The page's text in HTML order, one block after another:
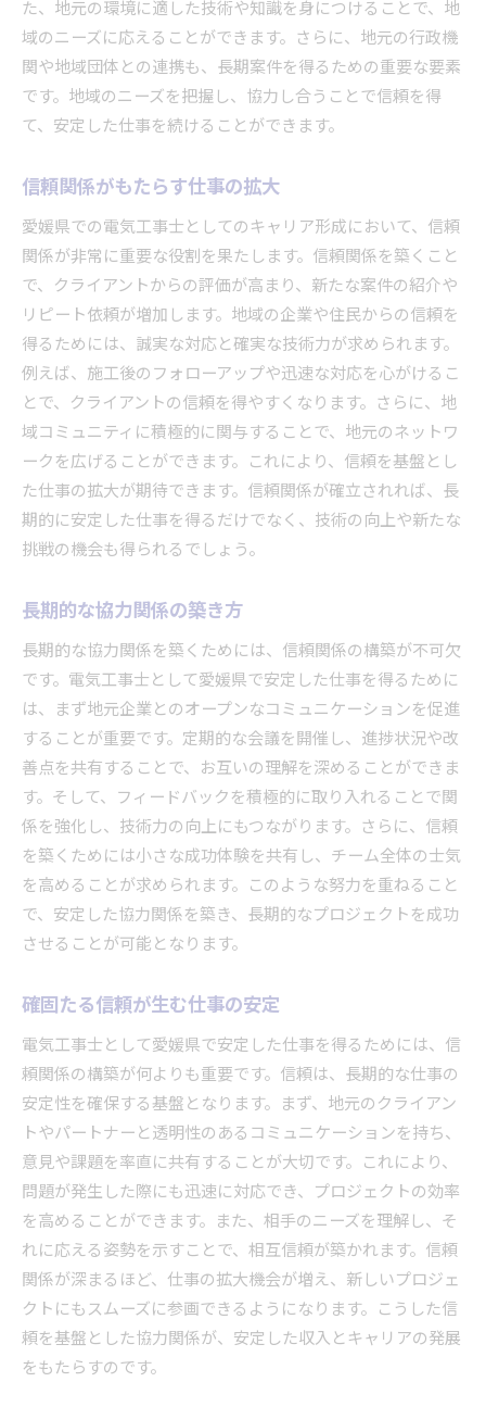
た、地元の環境に適した技術や知識を身につけることで、地
域のニーズに応えることができます。さらに、地元の行政機
関や地域団体との連携も、長期案件を得るための重要な要素
です。地域のニーズを把握し、協力し合うことで信頼を得
て、安定した仕事を続けることができます。
信頼関係がもたらす仕事の拡大
愛媛県での電気工事士としてのキャリア形成において、信頼
関係が非常に重要な役割を果たします。信頼関係を築くこと
で、クライアントからの評価が高まり、新たな案件の紹介や
リピート依頼が増加します。地域の企業や住民からの信頼を
得るためには、誠実な対応と確実な技術力が求められます。
例えば、施工後のフォローアップや迅速な対応を心がけるこ
とで、クライアントの信頼を得やすくなります。さらに、地
域コミュニティに積極的に関与することで、地元のネットワ
ークを広げることができます。これにより、信頼を基盤とし
た仕事の拡大が期待できます。信頼関係が確立されれば、長
期的に安定した仕事を得るだけでなく、技術の向上や新たな
挑戦の機会も得られるでしょう。
長期的な協力関係の築き方
長期的な協力関係を築くためには、信頼関係の構築が不可欠
です。電気工事士として愛媛県で安定した仕事を得るために
は、まず地元企業とのオープンなコミュニケーションを促進
することが重要です。定期的な会議を開催し、進捗状況や改
善点を共有することで、お互いの理解を深めることができま
す。そして、フィードバックを積極的に取り入れることで関
係を強化し、技術力の向上にもつながります。さらに、信頼
を築くためには小さな成功体験を共有し、チーム全体の士気
を高めることが求められます。このような努力を重ねること
で、安定した協力関係を築き、長期的なプロジェクトを成功
させることが可能となります。
確固たる信頼が生む仕事の安定
電気工事士として愛媛県で安定した仕事を得るためには、信
頼関係の構築が何よりも重要です。信頼は、長期的な仕事の
安定性を確保する基盤となります。まず、地元のクライアン
トやパートナーと透明性のあるコミュニケーションを持ち、
意見や課題を率直に共有することが大切です。これにより、
問題が発生した際にも迅速に対応でき、プロジェクトの効率
を高めることができます。また、相手のニーズを理解し、そ
れに応える姿勢を示すことで、相互信頼が築かれます。信頼
関係が深まるほど、仕事の拡大機会が増え、新しいプロジェ
クトにもスムーズに参画できるようになります。こうした信
頼を基盤とした協力関係が、安定した収入とキャリアの発展
をもたらすのです。